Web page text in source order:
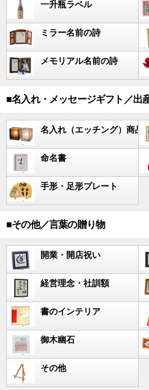
一升瓶ラベル
ミラー名前の詩
メモリアル名前の詩
■名入れ・メッセージギフト／出
名入れ（エッチング）商品
命名書
手形・足形プレート
■その他／言葉の贈り物
開業・開店祝い
経営理念・社訓額
書のインテリア
御木幽石
その他